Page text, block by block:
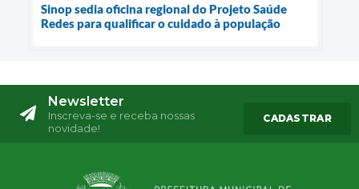
Sinop sedia oficina regional do Projeto Saúde
Redes para qualificar o cuidado à população
Newsletter
Inscreva-se e receba nossas
novidade!
CADASTRAR